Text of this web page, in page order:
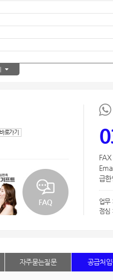
바로가기
급
업무
점심
자주묻는질문 공급처